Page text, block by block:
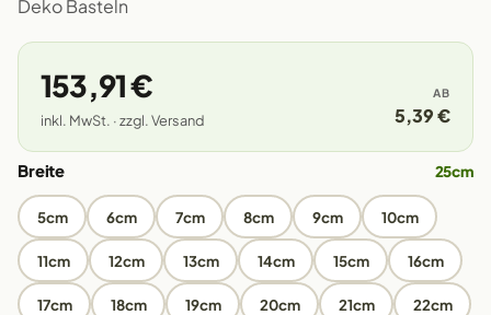
Deko Basteln
153,91 €
inkl. MwSt. · zzgl. Versand
AB
5,39 €
Breite 25cm
5cm 6cm 7cm 8cm 9cm 10cm
11cm 12cm 13cm 14cm 15cm 16cm
17cm 18cm 19cm 20cm 21cm 22cm